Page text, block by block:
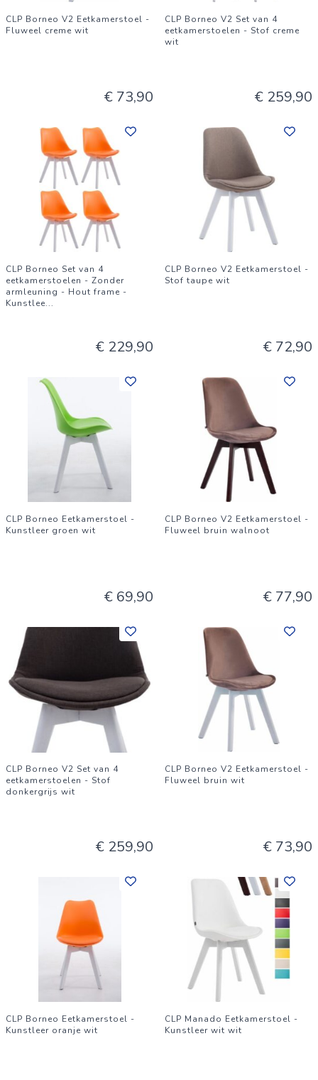
CLP Borneo V2 Eetkamerstoel -
Fluweel creme wit
€ 73,90
CLP Borneo V2 Set van 4
eetkamerstoelen - Stof creme
wit
€ 259,90
CLP Borneo Set van 4
eetkamerstoelen - Zonder
armleuning - Hout frame -
Kunstlee...
€ 229,90
CLP Borneo V2 Eetkamerstoel -
Stof taupe wit
€ 72,90
CLP Borneo Eetkamerstoel -
Kunstleer groen wit
€ 69,90
CLP Borneo V2 Eetkamerstoel -
Fluweel bruin walnoot
€ 77,90
CLP Borneo V2 Set van 4
eetkamerstoelen - Stof
donkergrijs wit
€ 259,90
CLP Borneo V2 Eetkamerstoel -
Fluweel bruin wit
€ 73,90
CLP Borneo Eetkamerstoel -
Kunstleer oranje wit
CLP Manado Eetkamerstoel -
Kunstleer wit wit